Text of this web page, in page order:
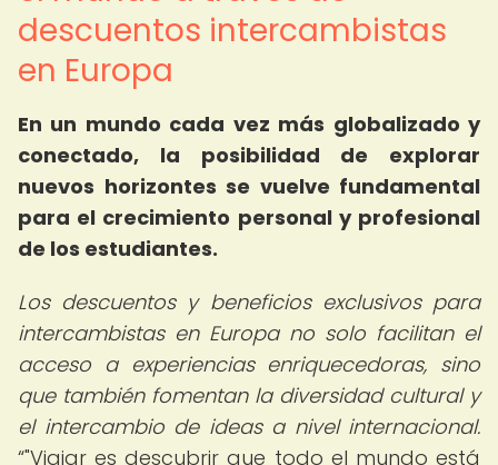
descuentos intercambistas
en Europa
En un mundo cada vez más globalizado y
conectado, la posibilidad de explorar
nuevos horizontes se vuelve fundamental
para el crecimiento personal y profesional
de los estudiantes.
Los descuentos y beneficios exclusivos para
intercambistas en Europa no solo facilitan el
acceso a experiencias enriquecedoras, sino
que también fomentan la diversidad cultural y
el intercambio de ideas a nivel internacional.
"Viajar es descubrir que todo el mundo está